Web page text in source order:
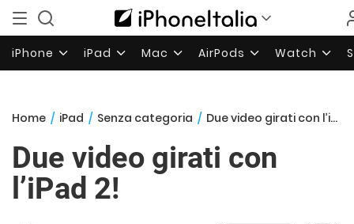
iPhone iPad Mac AirPods Watch
Home / iPad / Senza categoria / Due video girati con l’iPad 2!
Due video girati con
l’iPad 2!